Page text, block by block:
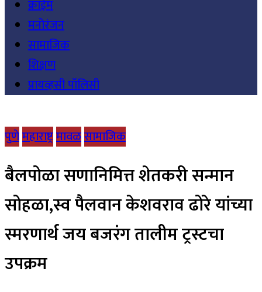
क्राईम
मनोरंजन
सामाजिक
शिक्षण
प्रायव्हसी पॉलिसी
पुणेमहाराष्ट्रमावळसामाजिक
बैलपोळा सणानिमित्त शेतकरी सन्मान
सोहळा,स्व पैलवान केशवराव ढोरे यांच्या
स्मरणार्थ जय बजरंग तालीम ट्रस्टचा
उपक्रम